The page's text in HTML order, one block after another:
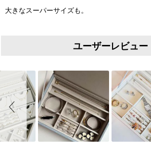
大きなスーパーサイズも。
ユーザーレビュー
Slideshow
Slide controls